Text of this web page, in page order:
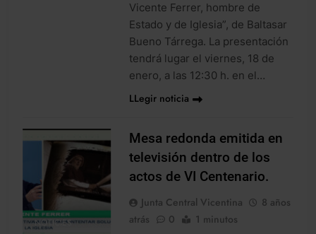
Vicente Ferrer, hombre de
Estado y de Iglesia”, de Baltasar
Bueno Tárrega. La presentación
tendrá lugar el viernes, 18 de
enero, a las 12:30 h. en el…
LLegir noticia
NOTICIES
Mesa redonda emitida en
televisión dentro de los
actos de VI Centenario.
Junta Central Vicentina
8 años
atrás
0 1 minutos